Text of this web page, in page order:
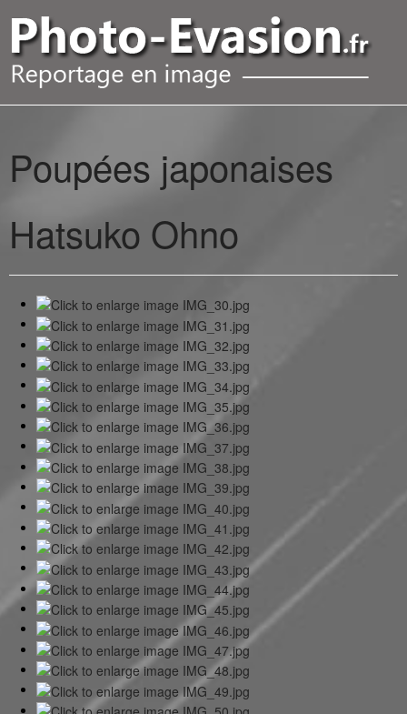
Poupées japonaises
Hatsuko Ohno